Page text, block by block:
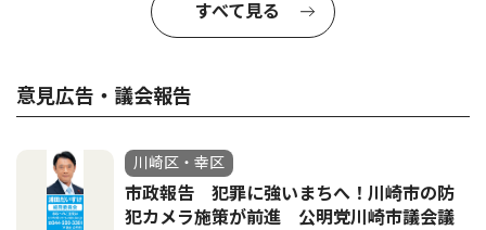
すべて見る
意見広告・議会報告
川崎区・幸区
市政報告 犯罪に強いまちへ！川崎市の防
犯カメラ施策が前進 公明党川崎市議会議